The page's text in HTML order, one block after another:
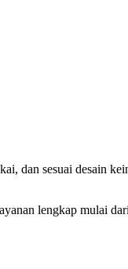
dan sesuai desain
lengkap mulai